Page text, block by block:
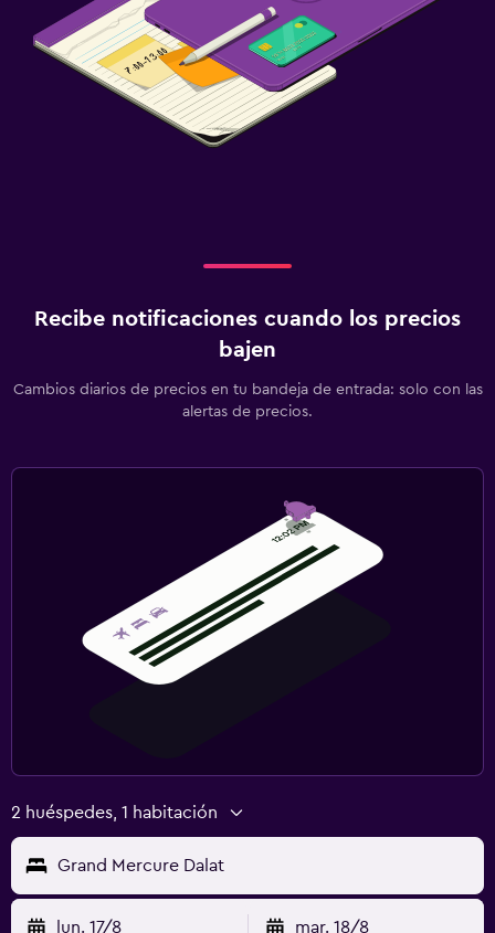
Recibe notificaciones cuando los precios
bajen
Cambios diarios de precios en tu bandeja de entrada: solo con las
alertas de precios.
2 huéspedes, 1 habitación
Grand Mercure Dalat
lun. 17/8 mar. 18/8